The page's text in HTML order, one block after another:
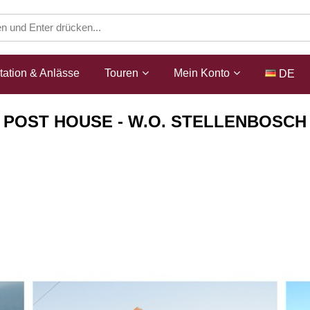
& Anlässe Touren Mein Konto DE
POST HOUSE - W.O. STELLENBOSCH